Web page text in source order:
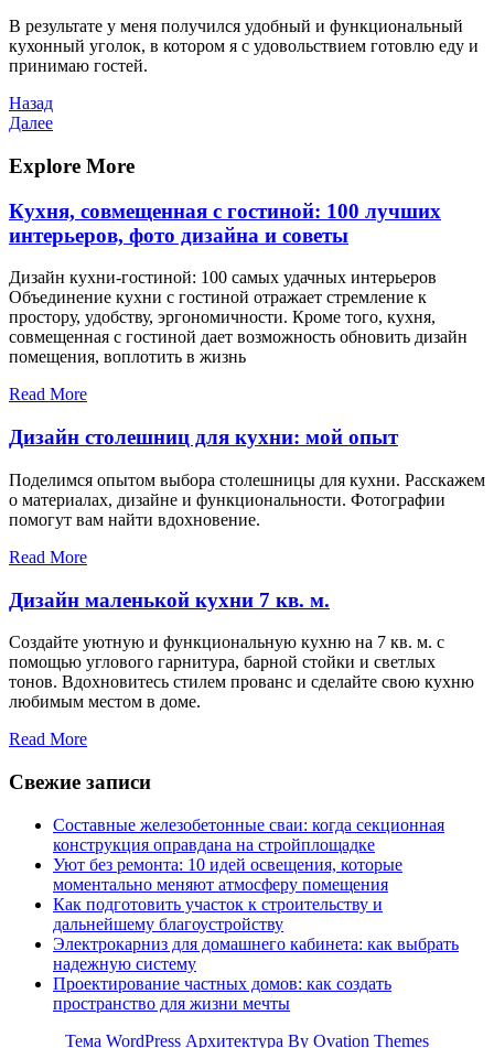
В результате у меня получился удобный и функциональный
кухонный уголок, в котором я с удовольствием готовлю еду и
принимаю гостей.
Навигация
по
записям
Предыдущая
запись
Назад
Следующая
Далее
Explore More
Кухня, совмещенная с гостиной: 100 лучших
интерьеров, фото дизайна и советы
Дизайн кухни-гостиной: 100 самых удачных интерьеров
Объединение кухни с гостиной отражает стремление к
простору, удобству, эргономичности. Кроме того, кухня,
совмещенная с гостиной дает возможность обновить дизайн
помещения, воплотить в жизнь
Read More
Дизайн столешниц для кухни: мой опыт
Поделимся опытом выбора столешницы для кухни. Расскажем
о материалах, дизайне и функциональности. Фотографии
помогут вам найти вдохновение.
Read More
Дизайн маленькой кухни 7 кв. м.
Создайте уютную и функциональную кухню на 7 кв. м. с
помощью углового гарнитура, барной стойки и светлых
тонов. Вдохновитесь стилем прованс и сделайте свою кухню
любимым местом в доме.
Read More
Свежие записи
Составные железобетонные сваи: когда секционная
конструкция оправдана на стройплощадке
Уют без ремонта: 10 идей освещения, которые
моментально меняют атмосферу помещения
Как подготовить участок к строительству и
дальнейшему благоустройству
Электрокарниз для домашнего кабинета: как выбрать
надежную систему
Проектирование частных домов: как создать
пространство для жизни мечты
Тема WordPress Архитектура By Ovation Themes